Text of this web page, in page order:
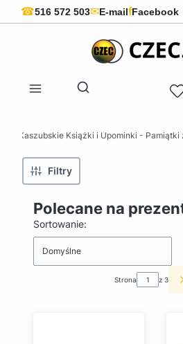
☎516 572 503✉E-mailfFacebook
Otwórz wyszukiwarkę
Kaszubskie Książki i Upominki - Pamiątki
Filtry
Polecane na
Lista produktów
Sortowanie:
Domyślne
Strona z 3